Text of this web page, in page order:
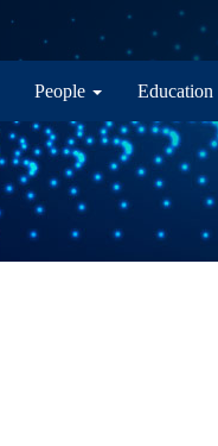
People Education